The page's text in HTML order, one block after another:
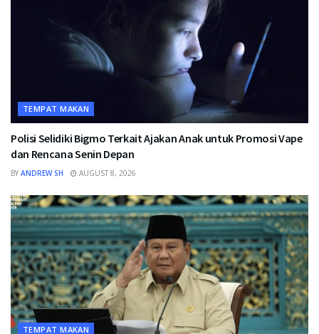
TEMPAT MAKAN
Polisi Selidiki Bigmo Terkait Ajakan Anak untuk Promosi Vape
dan Rencana Senin Depan
BY ANDREW SH AUGUST 8, 2026
TEMPAT MAKAN